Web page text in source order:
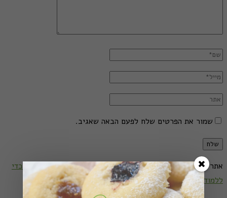
שמור את הפרטים שלח לפעם הבאה שאגיב.
אתר זה עושה שימוש באקיזמט למניעת הודעות זבל.לחצו כאן כדי
ללמוד איך נתוני התגובה שלכם מעובדים.